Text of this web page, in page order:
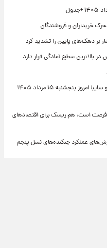
خریداران و فروشندگان
بر دهک‌های پایین را تشدید کرد
بالاترین سطح آمادگی قرار دارد
تغییر تند قیمت محصولات ایران‌خودرو و سایپا امروز پنجشنبه ۱۵ مرداد ۱۴۰۵
است، هم ریسک برای اقتصادهای